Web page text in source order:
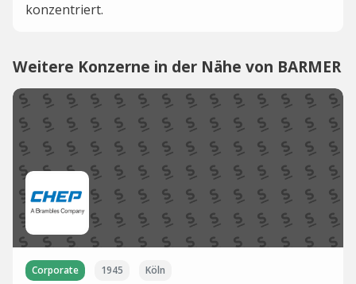
konzentriert.
Weitere Konzerne in der Nähe von BARMER
Corporate 1945 Köln